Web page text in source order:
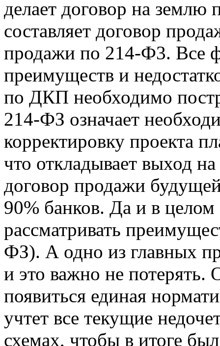
делает договор на
составляет договор
продажи по 214-Ф3. Все
преимуществ и
по ДКП необходимо
214-ФЗ означает
корректировку проекта
что откладывает выход
договор продажи
90% банков. Да и в целом
рассматривать
ФЗ). А одно из главных
и это важно не
появиться единая
учтет все текущие
схемах, чтобы в итоге